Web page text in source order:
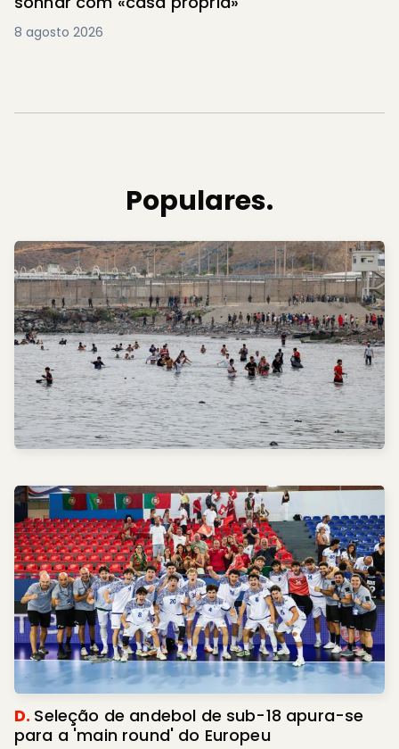
8 agosto 2026
Populares.
D. Seleção de andebol de sub-18 apura-se
para a 'main round' do Europeu